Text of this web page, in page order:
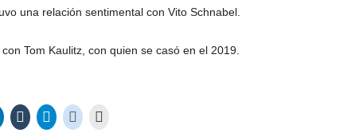
una relación sentimental con Vito Schnabel.
Tom Kaulitz, con quien se casó en el 2019.